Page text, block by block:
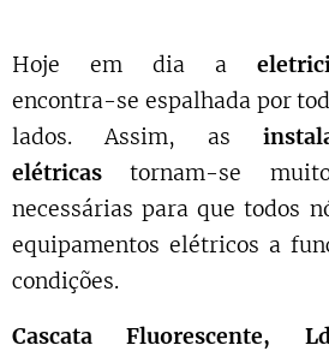
Hoje em dia a
encontra-se espalhada por
lados. Assim, as
elétricas tornam-se
necessárias para que todos
equipamentos elétricos a
condições.
Cascata Fluorescente,